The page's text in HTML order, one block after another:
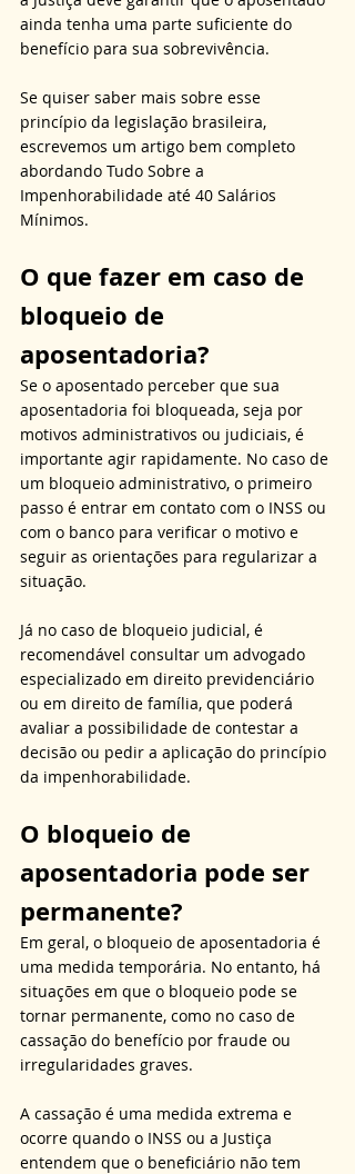
ainda tenha uma parte suficiente do
benefício para sua sobrevivência.
Se quiser saber mais sobre esse
princípio da legislação brasileira,
escrevemos um artigo bem completo
abordando Tudo Sobre a
Impenhorabilidade até 40 Salários
Mínimos.
O que fazer em caso de
bloqueio de
aposentadoria?
Se o aposentado perceber que sua
aposentadoria foi bloqueada, seja por
motivos administrativos ou judiciais, é
importante agir rapidamente. No caso de
um bloqueio administrativo, o primeiro
passo é entrar em contato com o INSS ou
com o banco para verificar o motivo e
seguir as orientações para regularizar a
situação.
Já no caso de bloqueio judicial, é
recomendável consultar um advogado
especializado em direito previdenciário
ou em direito de família, que poderá
avaliar a possibilidade de contestar a
decisão ou pedir a aplicação do princípio
da impenhorabilidade.
O bloqueio de
aposentadoria pode ser
permanente?
Em geral, o bloqueio de aposentadoria é
uma medida temporária. No entanto, há
situações em que o bloqueio pode se
tornar permanente, como no caso de
cassação do benefício por fraude ou
irregularidades graves.
A cassação é uma medida extrema e
ocorre quando o INSS ou a Justiça
entendem que o beneficiário não tem